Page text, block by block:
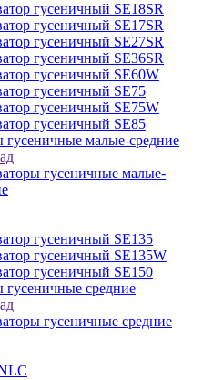
гусеничный SE18SR
гусеничный SE17SR
гусеничный SE27SR
гусеничный SE36SR
гусеничный SE60W
гусеничный SE75
гусеничный SE75W
гусеничный SE85
гусеничные малые-средние
гусеничные малые-
гусеничный SE135
гусеничный SE135W
гусеничный SE150
гусеничные средние
гусеничные средние